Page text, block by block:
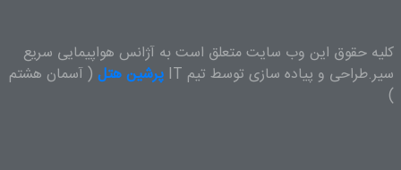
کلیه حقوق این وب سایت متعلق است به آژانس هواپیمایی سریع
سیر.طراحی و پیاده سازی توسط تیم IT
پرشین هتل ( آسمان هشتم
)